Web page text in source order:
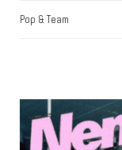
Pop & Team